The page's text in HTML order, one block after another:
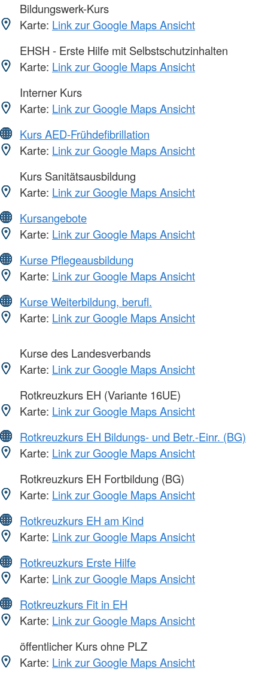
Bildungswerk-Kurs
Karte: Link zur Google Maps Ansicht
EHSH - Erste Hilfe mit Selbstschutzinhalten
Karte: Link zur Google Maps Ansicht
Interner Kurs
Karte: Link zur Google Maps Ansicht
Kurs AED-Frühdefibrillation
Karte: Link zur Google Maps Ansicht
Kurs Sanitätsausbildung
Karte: Link zur Google Maps Ansicht
Kursangebote
Karte: Link zur Google Maps Ansicht
Kurse Pflegeausbildung
Karte: Link zur Google Maps Ansicht
Kurse Weiterbildung, berufl.
Karte: Link zur Google Maps Ansicht
Kurse des Landesverbands
Karte: Link zur Google Maps Ansicht
Rotkreuzkurs EH (Variante 16UE)
Karte: Link zur Google Maps Ansicht
Rotkreuzkurs EH Bildungs- und Betr.-Einr. (BG)
Karte: Link zur Google Maps Ansicht
Rotkreuzkurs EH Fortbildung (BG)
Karte: Link zur Google Maps Ansicht
Rotkreuzkurs EH am Kind
Karte: Link zur Google Maps Ansicht
Rotkreuzkurs Erste Hilfe
Karte: Link zur Google Maps Ansicht
Rotkreuzkurs Fit in EH
Karte: Link zur Google Maps Ansicht
öffentlicher Kurs ohne PLZ
Karte: Link zur Google Maps Ansicht